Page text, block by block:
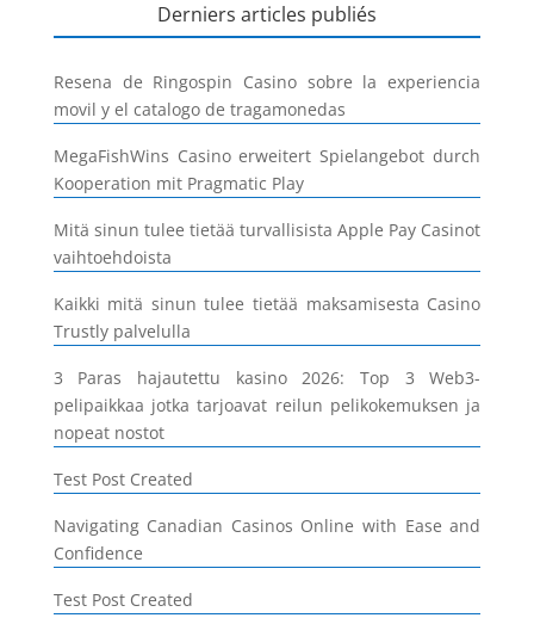
Derniers articles publiés
Resena de Ringospin Casino sobre la experiencia
movil y el catalogo de tragamonedas
MegaFishWins Casino erweitert Spielangebot durch
Kooperation mit Pragmatic Play
Mitä sinun tulee tietää turvallisista Apple Pay Casinot
vaihtoehdoista
Kaikki mitä sinun tulee tietää maksamisesta Casino
Trustly palvelulla
3 Paras hajautettu kasino 2026: Top 3 Web3-
pelipaikkaa jotka tarjoavat reilun pelikokemuksen ja
nopeat nostot
Test Post Created
Navigating Canadian Casinos Online with Ease and
Confidence
Test Post Created